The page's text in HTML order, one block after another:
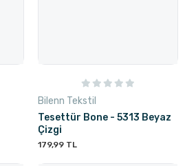
Bilenn Tekstil
Tesettür Bone - 5313 Beyaz
Çizgi
179,99 TL